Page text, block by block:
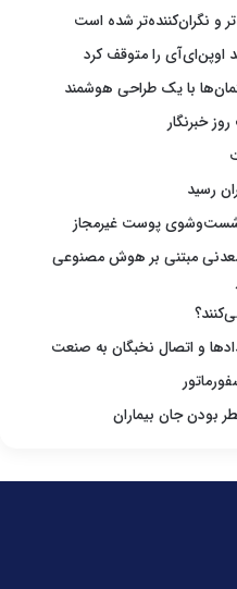
و نگران‌کننده‌تر شده است
اوپن‌ای‌آی را متوقف کرد
خبرنگار
رسید
شست‌وشوی پوست غیرمجاز
مبتنی بر هوش مصنوعی
و اتصال نخبگان به صنعت
بودن جان بیماران